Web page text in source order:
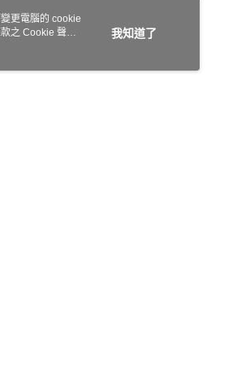
更電腦的 cookie
之 Cookie 聲明
我知道了